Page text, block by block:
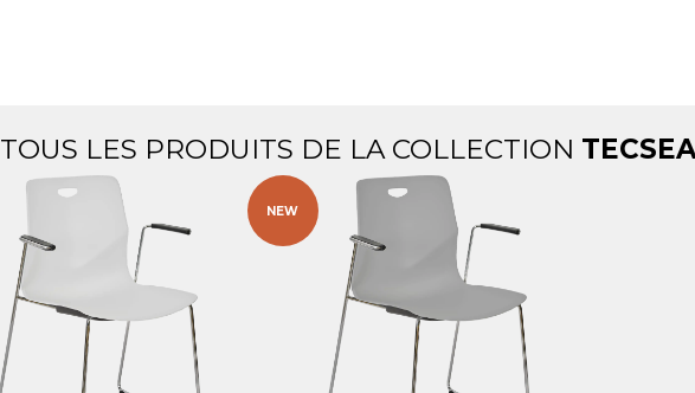
TOUS LES PRODUITS DE LA COLLECTION
NEW